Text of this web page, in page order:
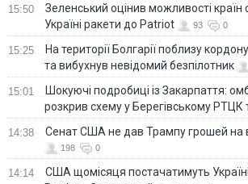
15:50
Зеленський оцінив можливості країн
Україні ракети до Patriot
93 0
15:25
На території Болгарії поблизу
та вибухнув невідомий безпілотник
15:01
Шокуючі подробиці із Закарпаття:
розкрив схему у Берегівському РТЦК
14:38 Сенат США не дав Трампу грошей на
198 0
14:14
США щомісяця постачатимуть